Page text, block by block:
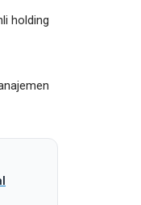
holding